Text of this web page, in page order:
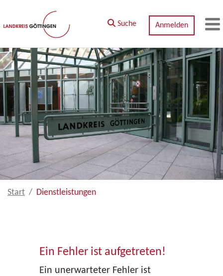
Zum Hauptinhalt springen
Suche Anmelden
Start Dienstleistungen
Ein Fehler ist aufgetreten!
Ein unerwarteter Fehler ist